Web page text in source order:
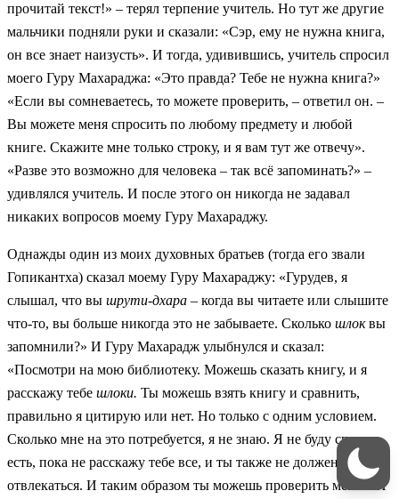
прочитай текст!» – терял терпение учитель. Но тут же другие
мальчики подняли руки и сказали: «Сэр, ему не нужна книга,
он все знает наизусть». И тогда, удивившись, учитель спросил
моего Гуру Махараджа: «Это правда? Тебе не нужна книга?»
«Если вы сомневаетесь, то можете проверить, – ответил он. –
Вы можете меня спросить по любому предмету и любой
книге. Скажите мне только строку, и я вам тут же отвечу».
«Разве это возможно для человека – так всё запоминать?» –
удивлялся учитель. И после этого он никогда не задавал
никаких вопросов моему Гуру Махараджу.
Однажды один из моих духовных братьев (тогда его звали
Гопикантха) сказал моему Гуру Махараджу: «Гурудев, я
слышал, что вы шрути-дхара – когда вы читаете или слышите
что-то, вы больше никогда это не забываете. Сколько шлоквы
запомнили?» И Гуру Махарадж улыбнулся и сказал:
«Посмотри на мою библиотеку. Можешь сказать книгу, и я
расскажу тебе шлоки. Ты можешь взять книгу и сравнить,
правильно я цитирую или нет. Но только с одним условием.
Сколько мне на это потребуется, я не знаю. Я не буду спать и
есть, пока не расскажу тебе все, и ты также не должен будешь
отвлекаться. И таким образом ты можешь проверить меня». И